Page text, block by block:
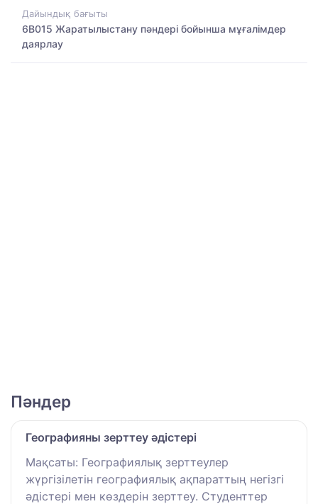
Дайындық бағыты
6B015 Жаратылыстану пәндері бойынша мұғалімдер
даярлау
Пәндер
Географияны зерттеу әдістері
Мақсаты: Географиялық зерттеулер
жүргізілетін географиялық ақпараттың негізгі
әдістері мен көздерін зерттеу. Студенттер